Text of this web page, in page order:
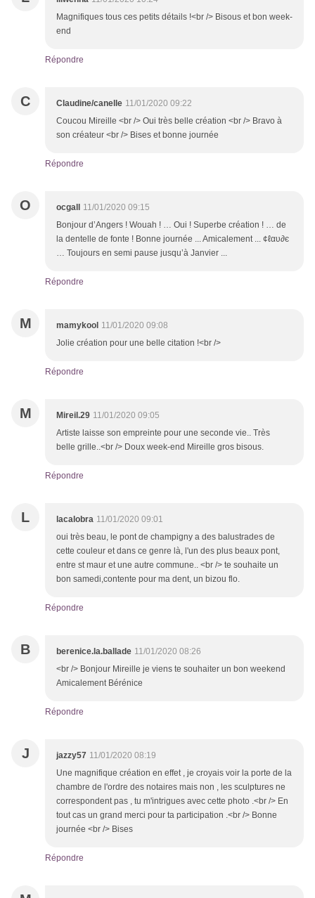
Magnifiques tous ces petits détails !<br /> Bisous et bon week-
end
Répondre
C Claudine/canelle 11/01/2020 09:22
Coucou Mireille <br /> Oui très belle création <br /> Bravo à
son créateur <br /> Bises et bonne journée
Répondre
O ocgall
11/01/2020 09:15
Bonjour d’Angers ! Wouah ! … Oui ! Superbe création ! … de
la dentelle de fonte ! Bonne journée ... Amicalement ... ¢ℓαυ∂є
… Toujours en semi pause jusqu’à Janvier ...
Répondre
M mamykool 11/01/2020 09:08
Jolie création pour une belle citation !<br />
Répondre
M Mireil.29 11/01/2020 09:05
Artiste laisse son empreinte pour une seconde vie.. Très
belle grille..<br /> Doux week-end Mireille gros bisous.
Répondre
L lacalobra 11/01/2020 09:01
oui très beau, le pont de champigny a des balustrades de
cette couleur et dans ce genre là, l'un des plus beaux pont,
entre st maur et une autre commune.. <br /> te souhaite un
bon samedi,contente pour ma dent, un bizou flo.
Répondre
B berenice.la.ballade 11/01/2020 08:26
<br /> Bonjour Mireille je viens te souhaiter un bon weekend
Amicalement Bérénice
Répondre
J jazzy57 11/01/2020 08:19
Une magnifique création en effet , je croyais voir la porte de la
chambre de l'ordre des notaires mais non , les sculptures ne
correspondent pas , tu m'intrigues avec cette photo .<br /> En
tout cas un grand merci pour ta participation .<br /> Bonne
journée <br /> Bises
Répondre